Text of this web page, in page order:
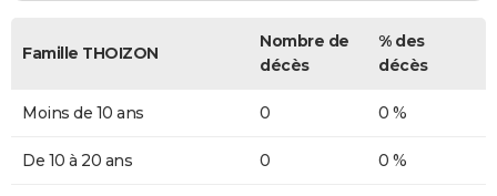
Famille THOIZON
Nombre de
décès
% des
décès
Moins de 10 ans 0 0 %
De 10 à 20 ans 0 0 %